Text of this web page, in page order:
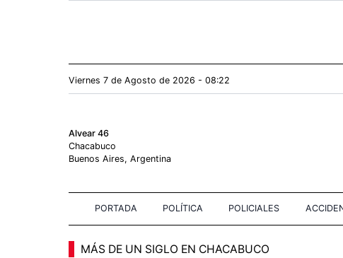
Viernes 7 de Agosto de 2026 - 08:22
Alvear 46
Chacabuco
Buenos Aires, Argentina
PORTADA POLÍTICA POLICIALES
MÁS DE UN SIGLO EN CHACABUCO